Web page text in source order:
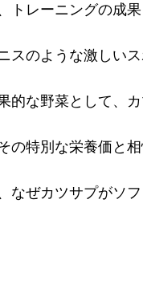
トレーニングの成
スのような激しい
的な野菜として、
の特別な栄養価と
なぜカツサプがソ